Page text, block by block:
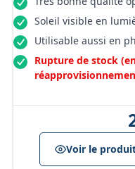
Soleil visible en
Utilisable aussi en
Rupture de stock
Voir le